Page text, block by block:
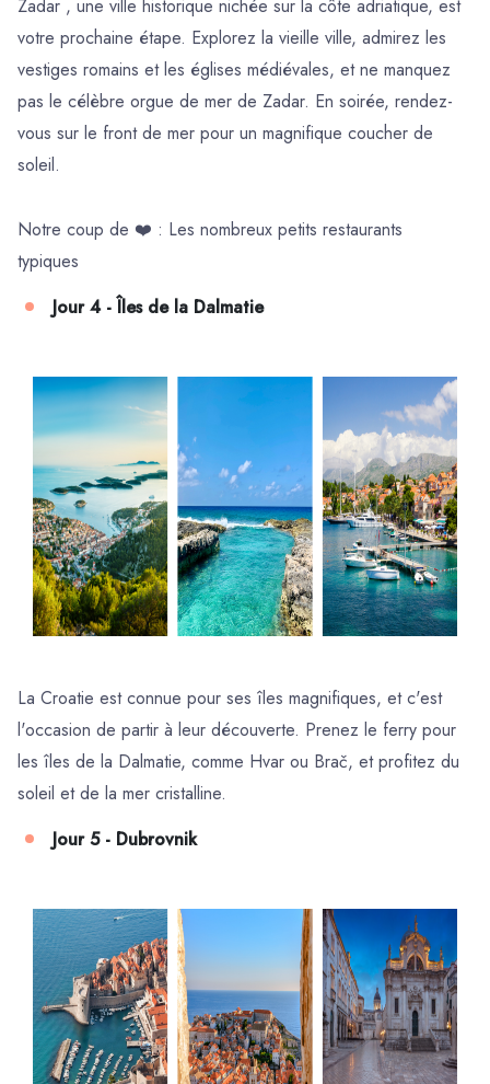
Zadar , une ville historique nichée sur la côte adriatique, est
votre prochaine étape. Explorez la vieille ville, admirez les
vestiges romains et les églises médiévales, et ne manquez
pas le célèbre orgue de mer de Zadar. En soirée, rendez-
vous sur le front de mer pour un magnifique coucher de
soleil.
Notre coup de ❤️ : Les nombreux petits restaurants
typiques
Jour 4 - Îles de la Dalmatie
La Croatie est connue pour ses îles magnifiques, et c'est
l'occasion de partir à leur découverte. Prenez le ferry pour
les îles de la Dalmatie, comme Hvar ou Brač, et profitez du
soleil et de la mer cristalline.
Jour 5 - Dubrovnik